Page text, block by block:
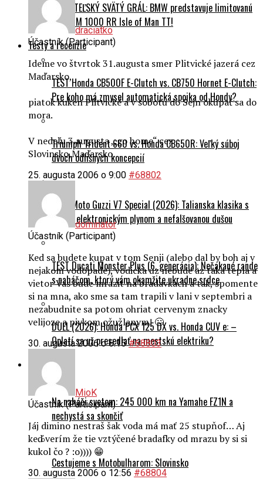
ZBERATEĽSKÝ SVÄTÝ GRÁL: BMW predstavuje limitovanú
edíciu M 1000 RR Isle of Man TT!
Testy a recenzie
TEST Honda CB500F E-Clutch vs. CB750 Hornet E-Clutch:
Pre koho má zmysel automatická spojka od Hondy?
Triumph Trident 660 vs. Honda CB650R: Veľký súboj
dvoch odlišných koncepcií
TEST Moto Guzzi V7 Special (2026): Talianska klasika s
novým elektronickým plynom a nefalšovanou dušou
TEST Ducati Monster Plus (6. generácia): Nečakané rande
s naháčom, ktorý vám okamžite ukradne srdce
DUEL (2026): Honda PCX 125 DX vs. Honda CUV e: –
Oplatí sa už presedlať na mestskú elektriku?
Cestovanie
Na naháči svetom: 245 000 km na Yamahe FZ1N a
nechystá sa skončiť
Cestujeme s Motobulharom: Slovinsko
draciatko
Účastník (Participant)
Ideme vo štvrtok 31.augusta smer Plitvické jazerá cez
Maďarsko,
piatok kuken Plitvické a v sobotu do Sejn okúpať sa do
mora.
V nedeľu 3.augusta ,,go home“ cez
Slovinsko,Maďarsko.
25. augusta 2006 o 9:00 #68802
dominator
Účastník (Participant)
Ked sa budete kupat v tom Senji (alebo dal by boh aj v
nejakom vodopade), vodicka uz nebude az taka tepla a
vietor Vas bude mrazit na bradavkach a tak, spomente
si na mna, ako sme sa tam trapili v lani v septembri a
nezabudnite sa potom ohriat cervenym znacky
velijoze a pivkom ožužlanym! 🙄
30. augusta 2006 o 6:15 #68803
MioK
Účastník (Participant)
Jáj dimino nestraš šak voda má mať 25 stupňof… Aj
keď verím že tie vztýčené bradafky od mrazu by si si
kukol čo ? :o)))) 😁
30. augusta 2006 o 12:56 #68804